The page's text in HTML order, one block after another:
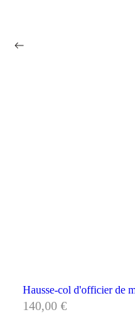
Hausse-col d'officier de
140,00 €